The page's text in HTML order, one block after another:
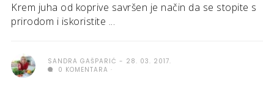
Krem juha od koprive savršen je način da se stopite s
prirodom i iskoristite ...
SANDRA GAŠPARIĆ
28. 03. 2017.
0 KOMENTARA